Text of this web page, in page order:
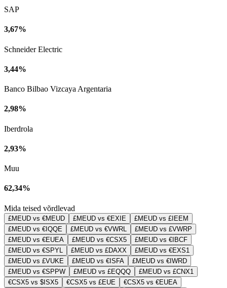
SAP
3,67%
Schneider Electric
3,44%
Banco Bilbao Vizcaya Argentaria
2,98%
Iberdrola
2,93%
Muu
62,34%
Mida teised võrdlevad
£MEUD vs €MEUD £MEUD vs €EXIE
£MEUD vs £IEEM
£MEUD vs €IQQE
£MEUD vs €VWRL
£MEUD vs £VWRP
£MEUD vs €EUEA
£MEUD vs €CSX5
£MEUD vs €IBCF
£MEUD vs €SPYL
£MEUD vs £DAXX
£MEUD vs €EXS1
£MEUD vs £VUKE
£MEUD vs €ISFA
£MEUD vs €IWRD
£MEUD vs €SPPW
£MEUD vs £EQQQ
£MEUD vs £CNX1
€CSX5 vs $ISX5
€CSX5 vs £EUE
€CSX5 vs €EUEA